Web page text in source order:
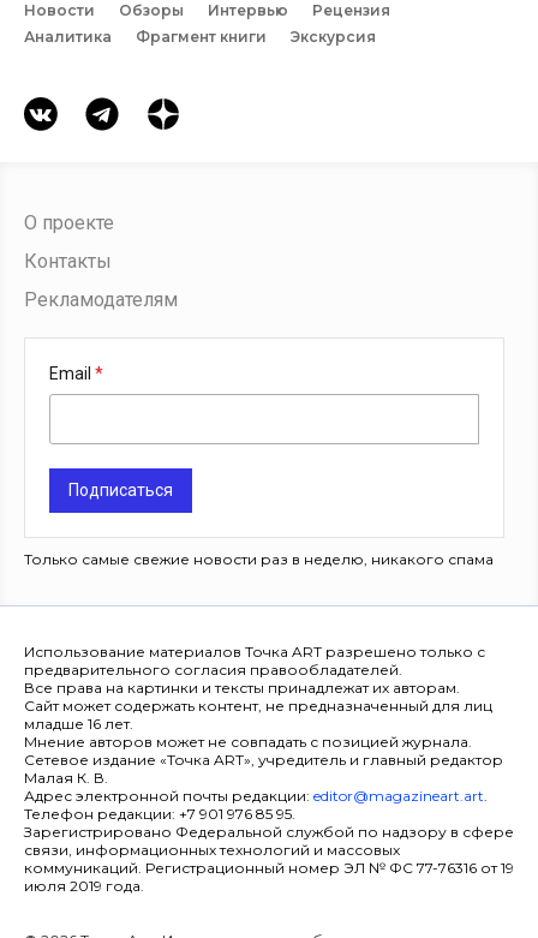
Новости Обзоры Интервью
Рецензия
Аналитика
Фрагмент книги Экскурсия
О проекте
Контакты
Рекламодателям
Email
Подписаться
Только самые свежие новости раз в неделю, никакого спама
Использование материалов Точка ART разрешено только с
предварительного согласия правообладателей.
Все права на картинки и тексты принадлежат их авторам.
Сайт может содержать контент, не предназначенный для лиц
младше 16 лет.
Мнение авторов может не совпадать с позицией журнала.
Сетевое издание «Точка ART», учредитель и главный редактор
Малая К. В.
Адрес электронной почты редакции: editor@magazineart.art.
Телефон редакции: +7 901 976 85 95.
Зарегистрировано Федеральной службой по надзору в сфере
связи, информационных технологий и массовых
коммуникаций. Регистрационный номер ЭЛ № ФС 77-76316 от 19
июля 2019 года.